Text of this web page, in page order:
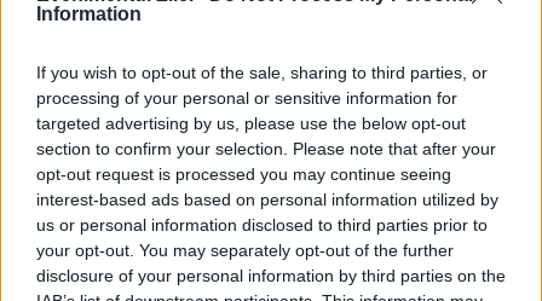
Information
If you wish to opt-out of the sale, sharing to third parties, or
processing of your personal or sensitive information for
targeted advertising by us, please use the below opt-out
section to confirm your selection. Please note that after your
opt-out request is processed you may continue seeing
interest-based ads based on personal information utilized by
us or personal information disclosed to third parties prior to
your opt-out. You may separately opt-out of the further
disclosure of your personal information by third parties on the
Facebook! Ce i-a făcut Poliția unui
bărbat care a postat un mesaj pe
rețeaua de socializare
19 MARTIE 2018
Un bărbat a fost amendat, după ce a